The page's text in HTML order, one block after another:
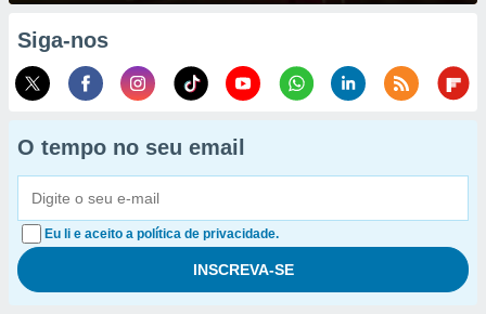
Siga-nos
O tempo no seu email
Eu li e aceito a política de privacidade.